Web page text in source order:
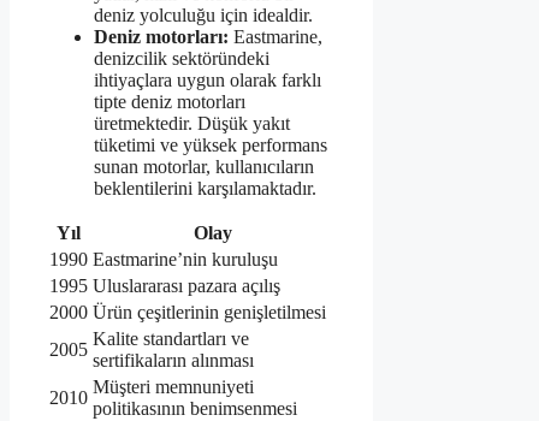
deniz yolculuğu için idealdir.
Deniz motorları: Eastmarine,
denizcilik sektöründeki
ihtiyaçlara uygun olarak farklı
tipte deniz motorları
üretmektedir. Düşük yakıt
tüketimi ve yüksek performans
sunan motorlar, kullanıcıların
beklentilerini karşılamaktadır.
Yıl
Olay
1990 Eastmarine’nin kuruluşu
1995 Uluslararası pazara açılış
2000 Ürün çeşitlerinin genişletilmesi
2005
Kalite standartları ve
sertifikaların alınması
2010
Müşteri memnuniyeti
politikasının benimsenmesi